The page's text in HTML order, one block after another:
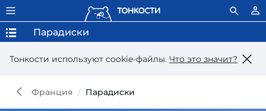
Тонкости используют сookie-файлы. Что это значит?
Парадиски
Франция Парадиски